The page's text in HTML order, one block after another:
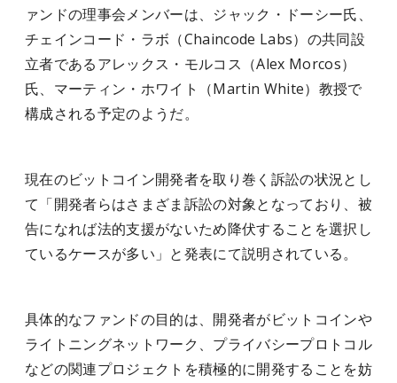
ァンドの理事会メンバーは、ジャック・ドーシー氏、
チェインコード・ラボ（Chaincode Labs）の共同設
立者であるアレックス・モルコス（Alex Morcos）
氏、マーティン・ホワイト（Martin White）教授で
構成される予定のようだ。
現在のビットコイン開発者を取り巻く訴訟の状況とし
て「開発者らはさまざま訴訟の対象となっており、被
告になれば法的支援がないため降伏することを選択し
ているケースが多い」と発表にて説明されている。
具体的なファンドの目的は、開発者がビットコインや
ライトニングネットワーク、プライバシープロトコル
などの関連プロジェクトを積極的に開発することを妨